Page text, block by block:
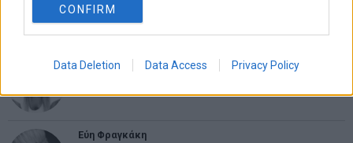
CONFIRM
Data Deletion Data Access Privacy Policy
ΑΡΘΡΟΓΡΑΦΟΙ
Ελευθερία Κούρταλη
Εύη Φραγκάκη